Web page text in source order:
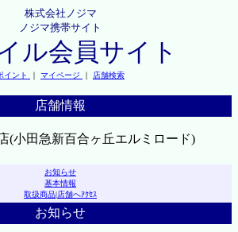
株式会社ノジマ
ノジマ携帯サイト
ル会員サイト
イント ｜ マイページ ｜ 店舗検索
店舗情報
(小田急新百合ヶ丘エルミロード)
お知らせ
基本情報
取扱商品|店舗へｱｸｾｽ
お知らせ